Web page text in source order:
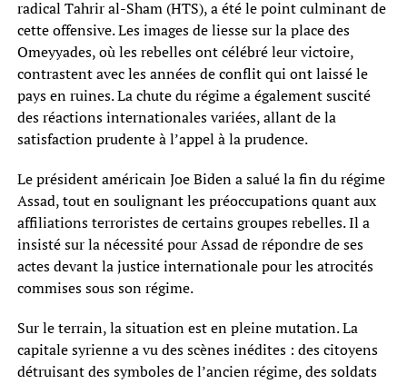
radical Tahrir al-Sham (HTS), a été le point culminant de
cette offensive. Les images de liesse sur la place des
Omeyyades, où les rebelles ont célébré leur victoire,
contrastent avec les années de conflit qui ont laissé le
pays en ruines. La chute du régime a également suscité
des réactions internationales variées, allant de la
satisfaction prudente à l’appel à la prudence.
Le président américain Joe Biden a salué la fin du régime
Assad, tout en soulignant les préoccupations quant aux
affiliations terroristes de certains groupes rebelles. Il a
insisté sur la nécessité pour Assad de répondre de ses
actes devant la justice internationale pour les atrocités
commises sous son régime.
Sur le terrain, la situation est en pleine mutation. La
capitale syrienne a vu des scènes inédites : des citoyens
détruisant des symboles de l’ancien régime, des soldats